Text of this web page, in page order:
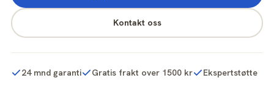
Kontakt oss
24 mnd garanti Gratis frakt over 1500 kr Ekspertstøtte